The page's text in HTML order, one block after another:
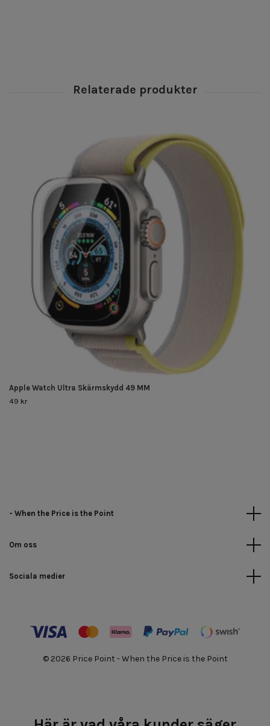
Apple Watch Ultra Skärmskydd 49 MM
49 kr
- When the Price is the Point
Om oss
Sociala medier
© 2026 Price Point - When the Price is the Point